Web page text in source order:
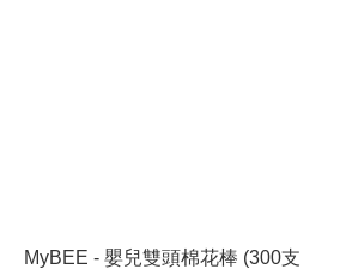
MyBEE - 嬰兒雙頭棉花棒 (300支